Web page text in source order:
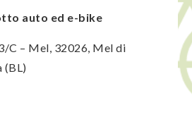
auto ed e-bike
C – Mel, 32026, Mel di
(BL)